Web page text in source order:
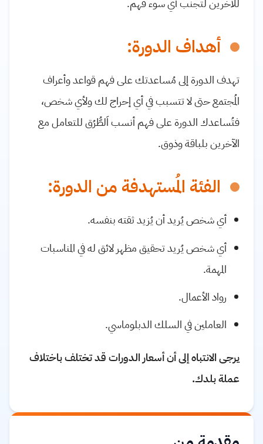
للآخرين لتجنب أي سوء فهم.
أهداف الدورة:
تهدف الدورة إلى مُساعدتك على فهم قواعد وأعراف
المُجتمع حتى لا تتسبب في أي إحراج لك ولأي شخص،
فتُساعدك الدورة على فهم أنسب اَلطُّرُق للتعامل مع
الآخرين بلباقة وذوق.
الفئة المُستهدفة من الدورة:
أي شخص يُريد أن يُزيد ثقته بنفسه.
أي شخص يُريد تحقيق مظهر لائق له في المناسبات
المهمة.
رواد الأعمال.
العاملين في السلك الدبلوماسي.
يرجى الانتباه إلى أن أسعار الدورات قد تختلف باختلاف
عملة بلدك.